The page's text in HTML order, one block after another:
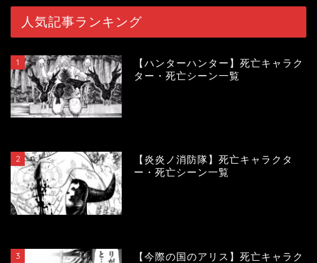
人気記事ランキング
1
【ハンターハンター】死亡キャラク
ター・死亡シーン一覧
2
【炎炎ノ消防隊】死亡キャラクタ
ー・死亡シーン一覧
3
【今際の国のアリス】死亡キャラク